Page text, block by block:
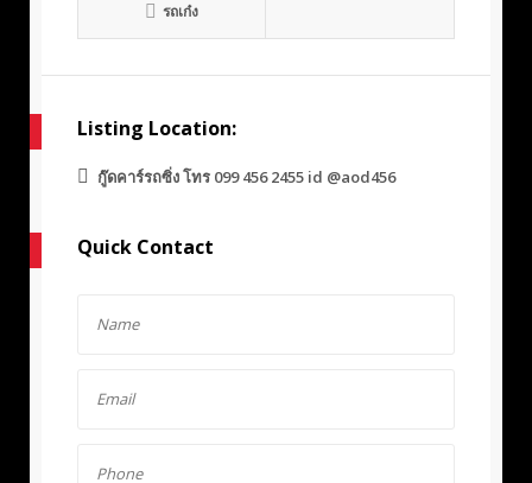
รถเก๋ง
Listing Location:
กู๊ดคาร์รถซิ่ง โทร 099 456 2455 id @aod456
Quick Contact